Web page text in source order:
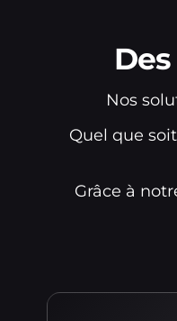
Nos
Quel que
Grâce à